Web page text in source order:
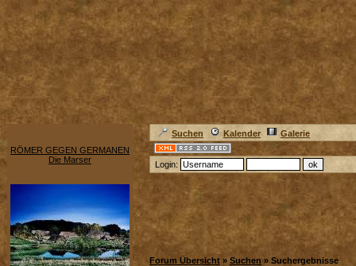
RÖMER GEGEN GERMANEN
Die Marser
Suchen Kalender Galerie
Login:
Forum Übersicht » Suchen » Suchergebnisse